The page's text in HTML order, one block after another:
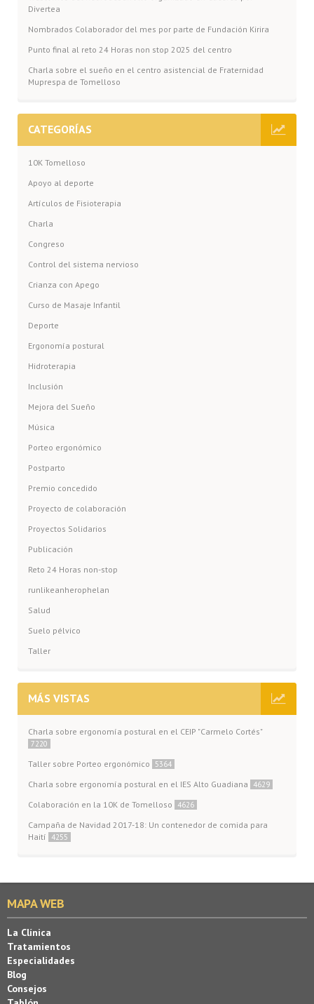
Divertea
Nombrados Colaborador del mes por parte de Fundación Kirira
Punto final al reto 24 Horas non stop 2025 del centro
Charla sobre el sueño en el centro asistencial de Fraternidad
Muprespa de Tomelloso
CATEGORÍAS
10K Tomelloso
Apoyo al deporte
Artículos de Fisioterapia
Charla
Congreso
Control del sistema nervioso
Crianza con Apego
Curso de Masaje Infantil
Deporte
Ergonomía postural
Hidroterapia
Inclusión
Mejora del Sueño
Música
Porteo ergonómico
Postparto
Premio concedido
Proyecto de colaboración
Proyectos Solidarios
Publicación
Reto 24 Horas non-stop
runlikeanherophelan
Salud
Suelo pélvico
Taller
MÁS VISTAS
Charla sobre ergonomía postural en el CEIP "Carmelo Cortés"
7220
Taller sobre Porteo ergonómico 5364
Charla sobre ergonomía postural en el IES Alto Guadiana 4629
Colaboración en la 10K de Tomelloso 4626
Campaña de Navidad 2017-18: Un contenedor de comida para
Haití
4255
MAPA WEB
La Clínica
Tratamientos
Especialidades
Blog
Consejos